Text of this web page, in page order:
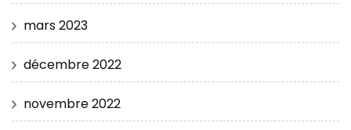
mars 2023
décembre 2022
novembre 2022